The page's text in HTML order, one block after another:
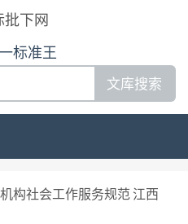
标准王
文库搜索
构社会工作服务规范 江西